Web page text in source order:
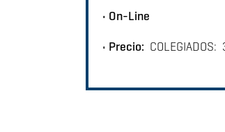
• On-Line
• Precio: